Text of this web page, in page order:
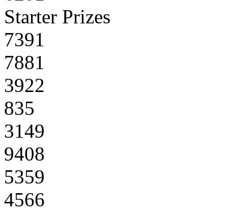
Starter Prizes
7391
7881
3922
835
3149
9408
5359
4566